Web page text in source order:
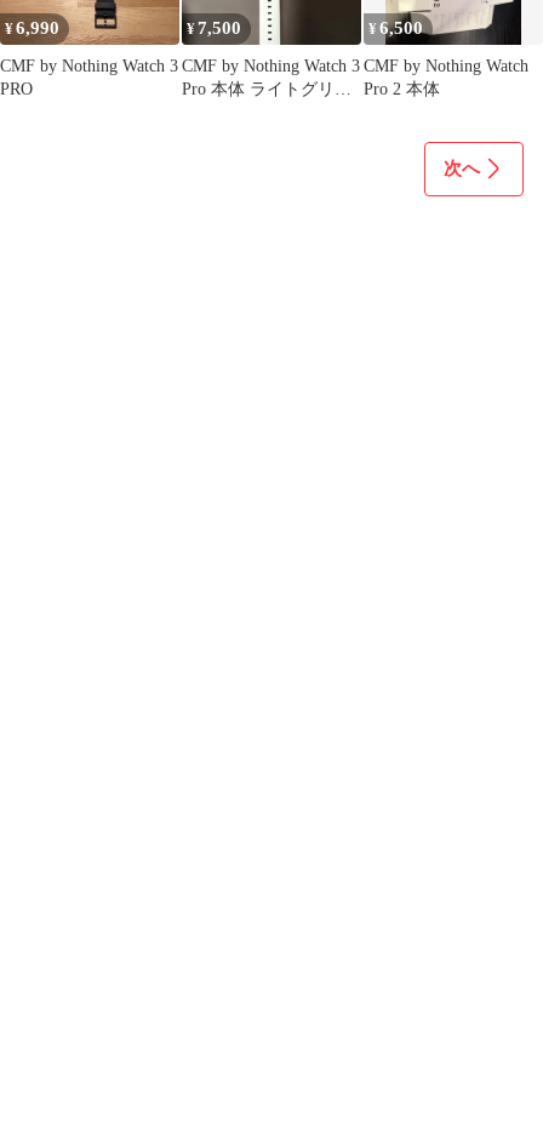
ップ 磁気バックル
録音機能付き i
9674e796
¥6,990
CMF by Nothing Watch 3
PRO
¥7,500
CMF by Nothing Watch 3
Pro 本体 ライトグリー
¥6,500
CMF by Nothing Watch
Pro 2 本体
次へ